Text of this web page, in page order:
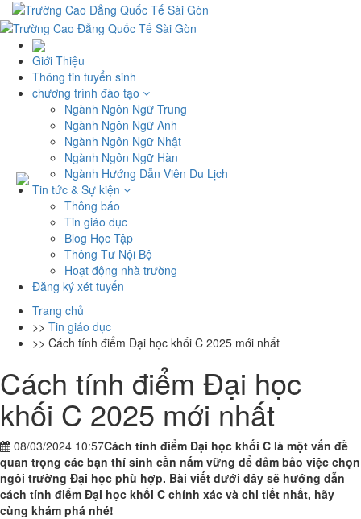
Giới Thiệu
Thông tin tuyển sinh
chương trình đào tạo
Ngành Ngôn Ngữ Trung
Ngành Ngôn Ngữ Anh
Ngành Ngôn Ngữ Nhật
Ngành Ngôn Ngữ Hàn
Ngành Hướng Dẫn Viên Du Lịch
Tin tức & Sự kiện
Thông báo
Tin giáo dục
Blog Học Tập
Thông Tư Nội Bộ
Hoạt động nhà trường
Đăng ký xét tuyển
Trang chủ
>> Tin giáo dục
>> Cách tính điểm Đại học khối C 2025 mới nhất
Cách tính điểm Đại học
khối C 2025 mới nhất
08/03/2024 10:57Cách tính điểm Đại học khối C là một vấn đề
quan trọng các bạn thí sinh cần nắm vững để đảm bảo việc chọn
ngôi trường Đại học phù hợp. Bài viết dưới đây sẽ hướng dẫn
cách tính điểm Đại học khối C chính xác và chi tiết nhất, hãy
cùng khám phá nhé!